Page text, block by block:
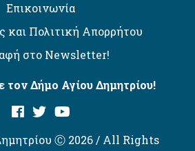
Επικοινωνία
και Πολιτική Απορρήτου
στο Newsletter!
τον Δήμο Αγίου Δημητρίου!
Ⓒ 2026 / All Rights